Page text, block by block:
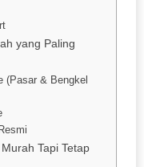
yang Paling
(Pasar & Bengkel
Tapi Tetap